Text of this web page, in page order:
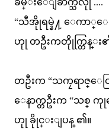
ခိမ္းေျခာက္သလိုု ....
“သီအိုုရမ္နဲ႔ ေကာ္ေရ
ဟုု တဦးကတိုုက္တြန္း
တဦးက “သကၠရာဇ္ေ
ေနာက္တဦးက “သစ္
ဟုု ခိုုင္းျပန္ ၏။